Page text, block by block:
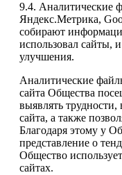
9.4. Аналитические
Яндекс.Метрика,
собирают
использовал сайты,
улучшения.
Аналитические
сайта Общества
выявлять
сайта, а также
Благодаря этому у
представление о
Общество
сайтах.